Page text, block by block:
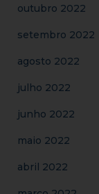
outubro 2022
setembro 2022
agosto 2022
julho 2022
junho 2022
maio 2022
abril 2022